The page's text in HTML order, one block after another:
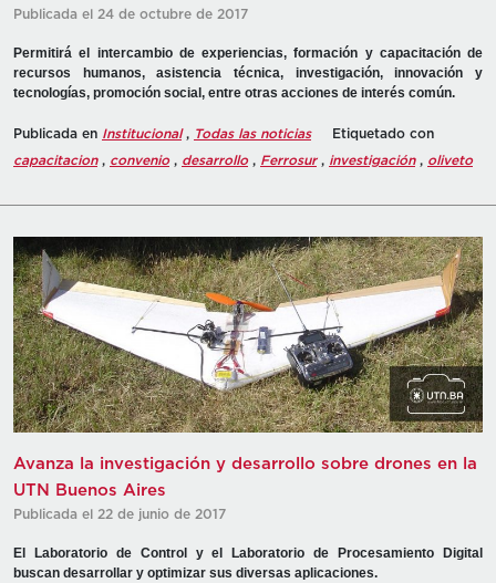
Publicada el 24 de octubre de 2017
Permitirá el intercambio de experiencias, formación y capacitación de
recursos humanos, asistencia técnica, investigación, innovación y
tecnologías, promoción social, entre otras acciones de interés común.
Publicada en Institucional, Todas las noticias
Etiquetado con
capacitacion, convenio, desarrollo, Ferrosur, investigación, oliveto
Avanza la investigación y desarrollo sobre drones en la
UTN Buenos Aires
Publicada el 22 de junio de 2017
El Laboratorio de Control y el Laboratorio de Procesamiento Digital
buscan desarrollar y optimizar sus diversas aplicaciones.